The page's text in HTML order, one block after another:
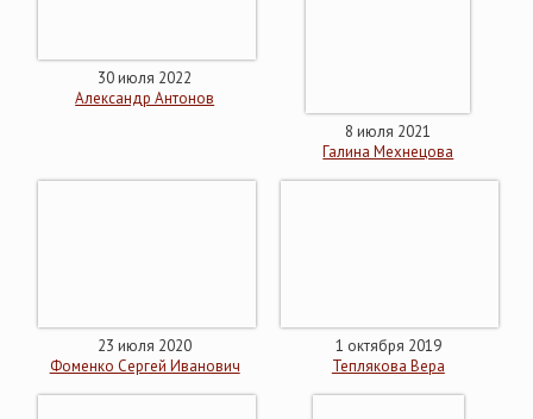
30 июля 2022
Александр Антонов
8 июля 2021
Галина Мехнецова
23 июля 2020
Фоменко Сергей Иванович
1 октября 2019
Теплякова Вера